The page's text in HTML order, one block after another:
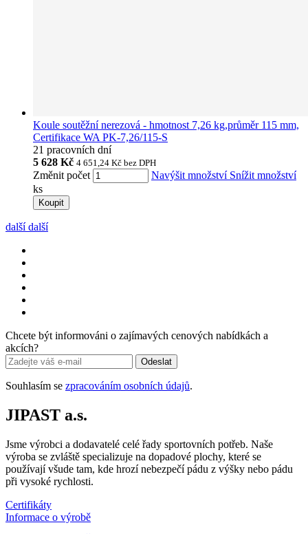
Koule soutěžní nerezová - hmotnost 7,26 kg,průměr 115 mm,
Certifikace WA PK-7,26/115-S
21 pracovních dní
5 628 Kč 4 651,24 Kč bez DPH
Změnit počet Navýšit množství Snížit množství
ks
Koupit
další další
Chcete být informováni o zajímavých cenových nabídkách a
akcích?
Odeslat
Souhlasím se zpracováním osobních údajů.
JIPAST a.s.
Jsme výrobci a dodavatelé celé řady sportovních potřeb. Naše
výroba se zvláště specializuje na dopadové plochy, které se
používají všude tam, kde hrozí nebezpečí pádu z výšky nebo pádu
při vysoké rychlosti.
Certifikáty
Informace o výrobě